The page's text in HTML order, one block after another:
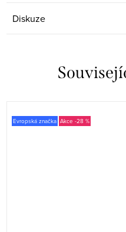
Diskuze
Evropská značka -28 %